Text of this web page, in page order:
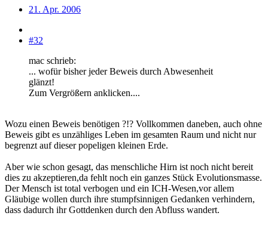
21. Apr. 2006
#32
mac schrieb:
... wofür bisher jeder Beweis durch Abwesenheit
glänzt!
Zum Vergrößern anklicken....
Wozu einen Beweis benötigen ?!? Vollkommen daneben, auch ohne
Beweis gibt es unzähliges Leben im gesamten Raum und nicht nur
begrenzt auf dieser popeligen kleinen Erde.
Aber wie schon gesagt, das menschliche Hirn ist noch nicht bereit
dies zu akzeptieren,da fehlt noch ein ganzes Stück Evolutionsmasse.
Der Mensch ist total verbogen und ein ICH-Wesen,vor allem
Gläubige wollen durch ihre stumpfsinnigen Gedanken verhindern,
dass dadurch ihr Gottdenken durch den Abfluss wandert.